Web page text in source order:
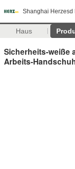
Shanghai Herzesd
Haus
Sicherheits-weiße
Arbeits-